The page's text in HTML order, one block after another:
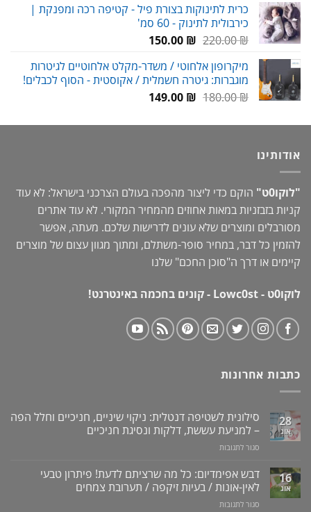
עד
כרית לתינוקות בצורת פיל - קטיפה רכה ומפנקת |
כירבולית לתינוק - 60 סמ'
220.00₪
המחיר
היה:
220.00 ₪.
150.00 ₪
המחיר
הוא:
150.00 ₪.
מיקרופון אלחוטי / משדר-מקלט אלחוטיים לגיטרות
מוגברות: גיטרה חשמלית / אקוסטית - הסוף לכבלים!
180.00₪
המחיר
היה:
149.00 ₪
המחיר
הוא:
אודותינו
"לוקו0ט"
הוקם כדי ליצור מהפכה בעולם הצרכני בישראל: לא עוד
קניות בזבזניות במאות אחוזים מהמחיר המקורי. לא עוד אתרים
מסורבלים ומוצרים שלא עונים לדרישות שלכם. מעתה, אפשר
להזמין כל דבר, במחיר סופר-משתלם, ומתוך מגוון עצום של מוצרים
קיימים או דרך ה"סוכן החכם" שלנו
לוקו0ט - Lowc0st - קונים בחכמה באינטרנט!
כתבות אחרונות
28
אוג
סילונית לשטיפה דנטלית: ניקוי שיניים, חניכיים וחלל הפה
– למניעת עששת, דלקות ונסיגת חניכיים
סגור לתגובות
לשטיפה
דנטלית:
ניקוי
שיניים,
16
אוג
דבש אפימדיום: כל מה שרציתם לדעת! פיתרון טבעי
לאין-אונות / בעיות זיקפה / תערובת צמחים
סגור לתגובות